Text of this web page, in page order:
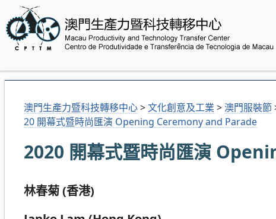
澳門生產力暨科技轉移中心>文化創意及工業 > 澳門服裝節
20 開幕式暨時尚匯演 Opening Ceremony and Parade
2020 開幕式暨時尚匯演
林春菊 (香港)